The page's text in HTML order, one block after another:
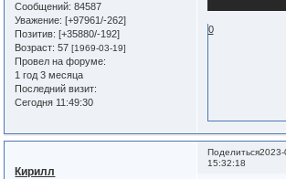
Сообщений: 84587
Уважение: [+97961/-262]
Позитив: [+35880/-192]
Возраст: 57[1969-03-19]
Провел на форуме:
1 год 3 месяца
Последний визит:
Сегодня 11:49:30
0
Поделиться2023-
15:32:18
Кирилл